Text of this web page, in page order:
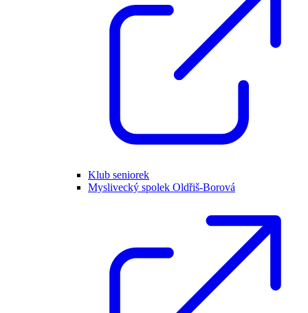
Klub seniorek
Myslivecký spolek Oldřiš-Borová